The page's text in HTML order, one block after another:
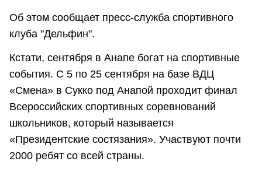
Об этом сообщает пресс-служба спортивного
клуба "Дельфин".
Кстати, сентября в Анапе богат на спортивные
события. С 5 по 25 сентября на базе ВДЦ
«Смена» в Сукко под Анапой проходит финал
Всероссийских спортивных соревнований
школьников, который называется
«Президентские состязания». Участвуют почти
2000 ребят со всей страны.